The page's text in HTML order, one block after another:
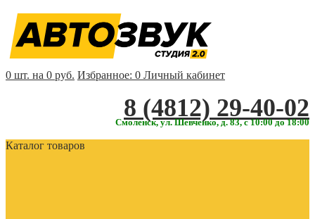
0 шт. на 0 руб. Избранное: 0 Личный кабинет
‎‎8 (4812) 29-40-02
Смоленск, ул. Шевченко, д. 83, с 10:00 до 18:00
Каталог товаров